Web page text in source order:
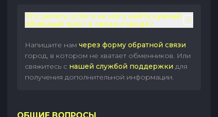
Что делать, если я не могу найти нужный
обменный пункт в своем городе?
Напишите нам через форму обратной связи
город, в котором не хватает обменников. Или
свяжитесь с нашей службой поддержки для
получения дополнительной информации.